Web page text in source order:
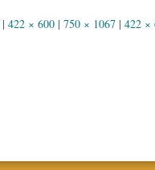
| 422 × 600 | 750 × 1067 | 422 ×